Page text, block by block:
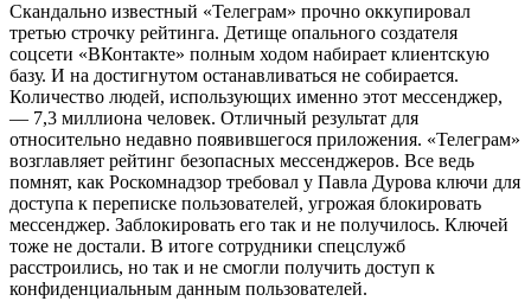
Скандально известный «Телеграм» прочно оккупировал
третью строчку рейтинга. Детище опального создателя
соцсети «ВКонтакте» полным ходом набирает клиентскую
базу. И на достигнутом останавливаться не собирается.
Количество людей, использующих именно этот мессенджер,
— 7,3 миллиона человек. Отличный результат для
относительно недавно появившегося приложения. «Телеграм»
возглавляет рейтинг безопасных мессенджеров. Все ведь
помнят, как Роскомнадзор требовал у Павла Дурова ключи для
доступа к переписке пользователей, угрожая блокировать
мессенджер. Заблокировать его так и не получилось. Ключей
тоже не достали. В итоге сотрудники спецслужб
расстроились, но так и не смогли получить доступ к
конфиденциальным данным пользователей.